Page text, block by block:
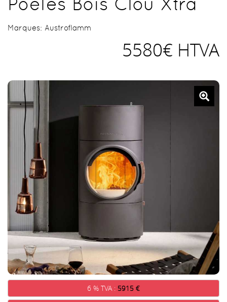
Marques: Austroflamm
5580€ HTVA
6 % TVA : 5915 €